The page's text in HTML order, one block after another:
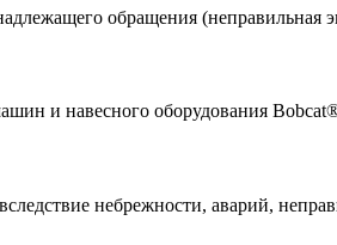
обращения
и навесного оборудования
небрежности, аварий,